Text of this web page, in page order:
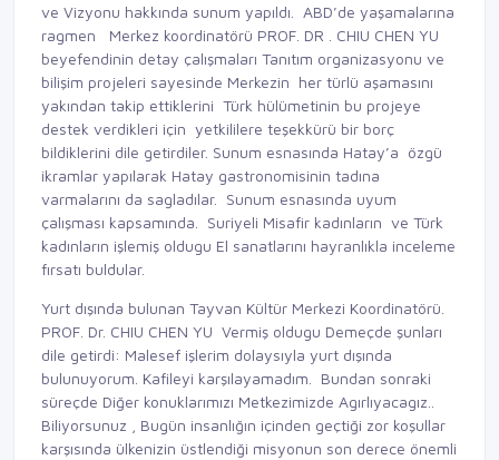
ve Vizyonu hakkında sunum yapıldı. ABD’de yaşamalarına
ragmen Merkez koordinatörü PROF. DR . CHIU CHEN YU
beyefendinin detay çalışmaları Tanıtım organizasyonu ve
bilişim projeleri sayesinde Merkezin her türlü aşamasını
yakından takip ettiklerini Türk hülümetinin bu projeye
destek verdikleri için yetkililere teşekkürü bir borç
bildiklerini dile getirdiler. Sunum esnasında Hatay’a özgü
ikramlar yapılarak Hatay gastronomisinin tadına
varmalarını da sagladılar. Sunum esnasında uyum
çalışması kapsamında. Suriyeli Misafir kadınların ve Türk
kadınların işlemiş oldugu El sanatlarını hayranlıkla inceleme
fırsatı buldular.
Yurt dışında bulunan Tayvan Kültür Merkezi Koordinatörü.
PROF. Dr. CHIU CHEN YU Vermiş oldugu Demeçde şunları
dile getirdi: Malesef işlerim dolaysıyla yurt dışında
bulunuyorum. Kafileyi karşılayamadım. Bundan sonraki
süreçde Diğer konuklarımızı Metkezimizde Agırlıyacagız..
Biliyorsunuz , Bugün insanlığın içinden geçtiği zor koşullar
karşısında ülkenizin üstlendiği misyonun son derece önemli